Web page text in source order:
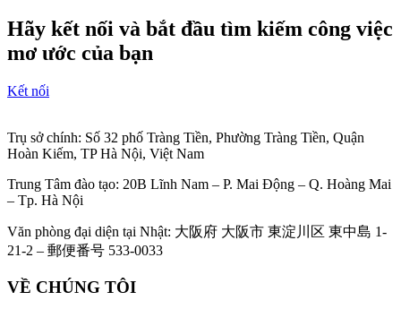
Hãy kết nối và bắt đầu tìm kiếm công việc
mơ ước của bạn
Kết nối
Trụ sở chính: Số 32 phố Tràng Tiền, Phường Tràng Tiền, Quận
Hoàn Kiếm, TP Hà Nội, Việt Nam
Trung Tâm đào tạo: 20B Lĩnh Nam – P. Mai Động – Q. Hoàng Mai
– Tp. Hà Nội
Văn phòng đại diện tại Nhật: 大阪府 大阪市 東淀川区 東中島 1-
21-2 – 郵便番号 533-0033
VỀ CHÚNG TÔI